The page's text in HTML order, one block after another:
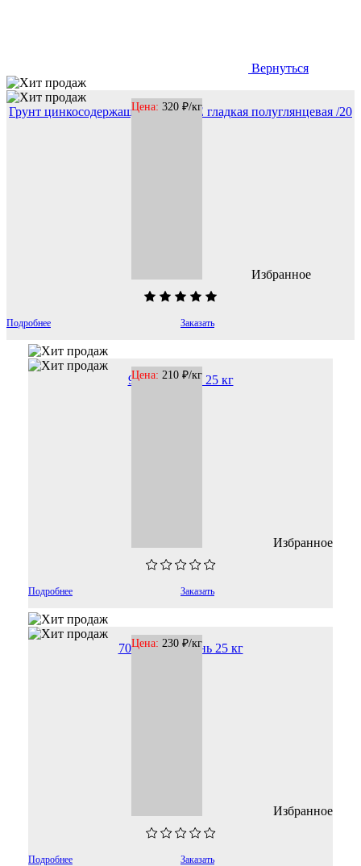
Вернуться
Грунт цинкосодержащий серый EE гладкая полуглянцевая /20
Избранное
Цена: 320 ₽/кг
Подробнее Заказать
9005 РЕ муар 25 кг
Избранное
Цена: 210 ₽/кг
Подробнее Заказать
7035 РЕ шагрень 25 кг
Избранное
Цена: 230 ₽/кг
Подробнее Заказать